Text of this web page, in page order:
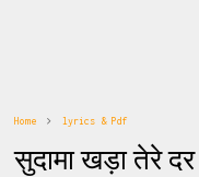
Home lyrics & Pdf
सुदामा खड़ा तेरे